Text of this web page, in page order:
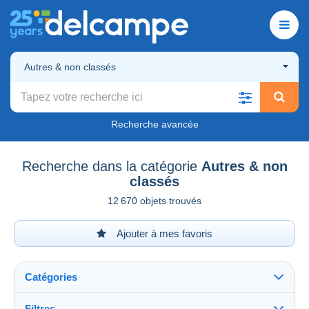
Autres & non classés
Recherche avancée
Recherche dans la catégorie Autres & non
classés
12 670 objets trouvés
Ajouter à mes favoris
Catégories